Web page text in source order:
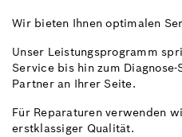
Wir bieten Ihnen optimalen
Unser Leistungsprogramm
Service bis hin zum
Partner an Ihrer Seite.
Für Reparaturen verwenden
erstklassiger Qualität.